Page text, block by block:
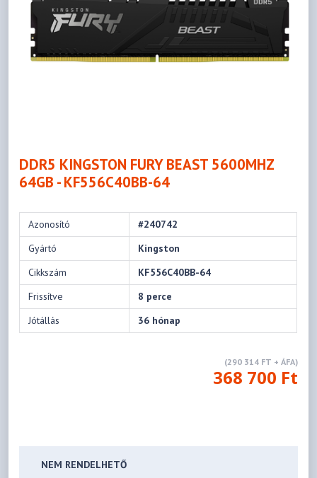
DDR5 KINGSTON FURY BEAST 5600MHZ
64GB - KF556C40BB-64
Azonosító
#240742
Gyártó
Kingston
Cikkszám
KF556C40BB-64
Frissítve
8 perce
Jótállás
36 hónap
(290 314 FT + ÁFA)
368 700 Ft
NEM RENDELHETŐ